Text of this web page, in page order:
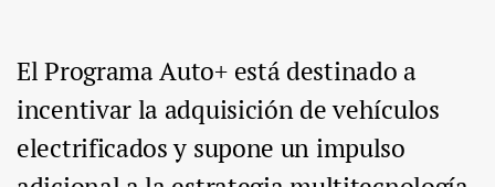
El Programa Auto+ está destinado a
incentivar la adquisición de vehículos
electrificados y supone un impulso